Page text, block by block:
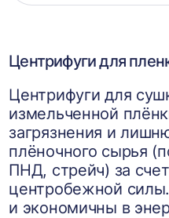
Центрифуги для
Центрифуги для
измельченной
загрязнения и
плёночного сырья
ПНД, стрейч) за
центробежной
и экономичны в